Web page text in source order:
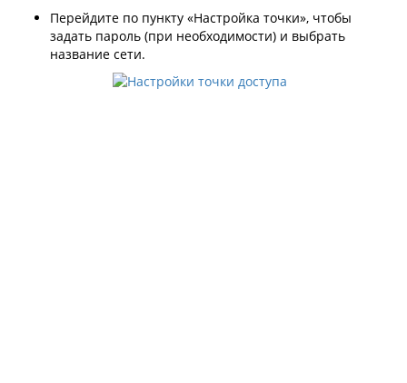
Перейдите по пункту «Настройка точки», чтобы
задать пароль (при необходимости) и выбрать
название сети.